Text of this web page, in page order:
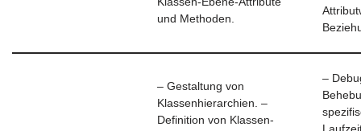
und Methoden.
– Gestaltung von
Klassenhierarchien. –
Definition von Klassen-
–